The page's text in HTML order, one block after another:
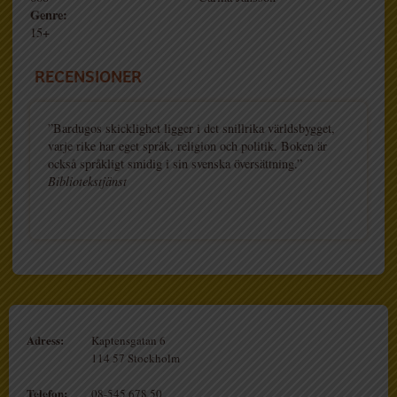
Genre:
15+
RECENSIONER
”Bardugos skicklighet ligger i det snillrika världsbygget,
varje rike har eget språk, religion och politik. Boken är
också språkligt smidig i sin svenska översättning.”
Bibliotekstjänst
Adress:
Kaptensgatan 6
114 57 Stockholm
Telefon: 08-545 678 50